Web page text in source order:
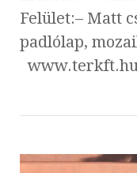
Felület:– Matt
padlólap,